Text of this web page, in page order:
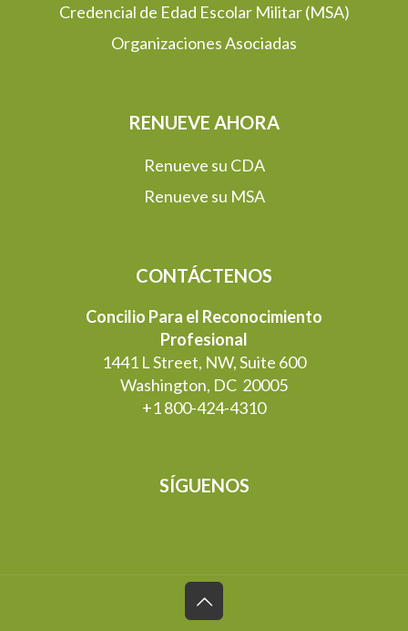
Credencial de Edad Escolar Militar (MSA)
Organizaciones Asociadas
RENUEVE AHORA
Renueve su CDA
Renueve su MSA
CONTÁCTENOS
Concilio Para el Reconocimiento
Profesional
1441 L Street, NW, Suite 600
Washington, DC 20005
+1 800-424-4310
SÍGUENOS